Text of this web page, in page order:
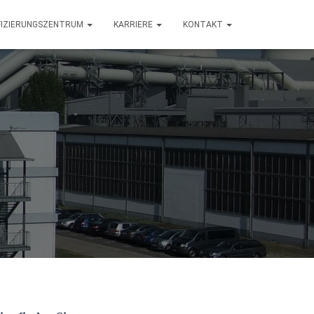
KARRIERE KONTAKT